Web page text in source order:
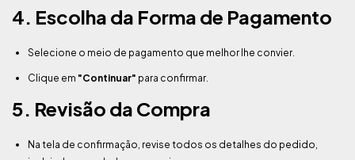
4. Escolha da Forma de Pagamento
Selecione o meio de pagamento que melhor lhe convier.
Clique em "Continuar" para confirmar.
5. Revisão da Compra
Na tela de confirmação, revise todos os detalhes do pedido,